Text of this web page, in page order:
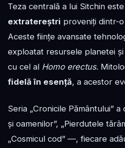
Teza centrală a lui Sitchin
extratereștri proveniți dintr-
Aceste ființe avansate
exploatat resursele planetei
cu cel al Homo erectus.
fidelă în esență, a acestor
Seria „Cronicile Pământului”
și oamenilor”, „Pierdutele
„Cosmicul cod” —, fiecare